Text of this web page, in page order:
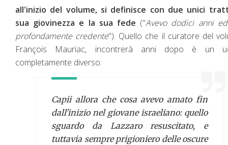
all'inizio del volume, si definisce con due unici
sua giovinezza e la sua fede ("Avevo dodici anni
profondamente credente"). Quello che il curatore del
François Mauriac, incontrerà anni dopo è un
completamente diverso:
Capii allora che cosa avevo amato fin
dall'inizio nel giovane israeliano: quello
sguardo da Lazzaro resuscitato, e
tuttavia sempre prigioniero delle oscure